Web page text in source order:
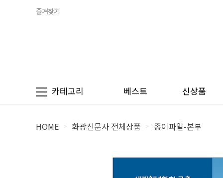
즐겨찾기
카테고리 베스트 신상품
HOME > 화광신문사 전체상품 > 종이파일-본부